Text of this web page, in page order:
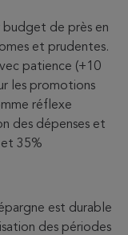
budget de près en
et prudentes.
patience (+10
les promotions
réflexe
des dépenses et
et 35%
est durable
des périodes